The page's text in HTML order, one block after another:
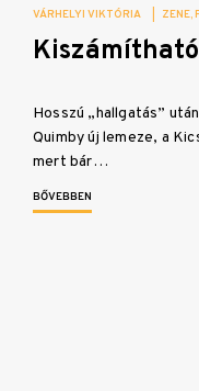
VÁRHELYI VIKTÓRIA ZENE
Hosszú „hallgatás”
Quimby új lemeze, a
mert bár…
BŐVEBBEN